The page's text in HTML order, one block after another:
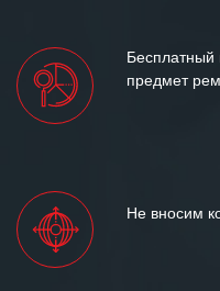
Бесплатный
предмет
Не вносим